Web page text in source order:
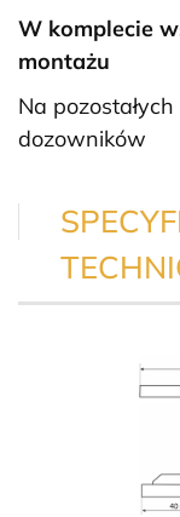
W komplecie
montażu
Na
dozowników